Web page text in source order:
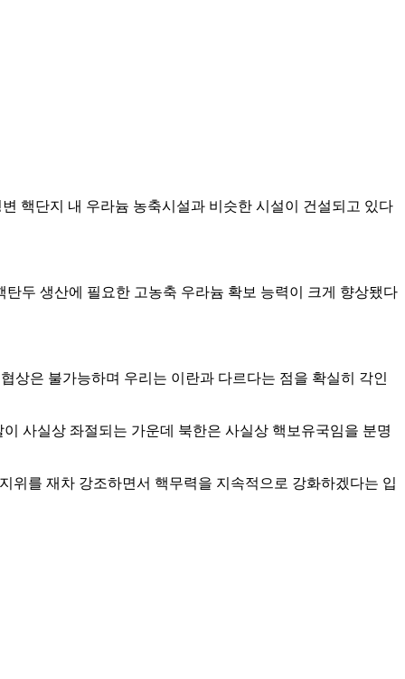
핵단지 내 우라늄 농축시설과 비슷한 시설이 건설되고 있다
두 생산에 필요한 고농축 우라늄 확보 능력이 크게 향상됐다
상은 불가능하며 우리는 이란과 다르다는 점을 확실히 각인
사실상 좌절되는 가운데 북한은 사실상 핵보유국임을 분명
위를 재차 강조하면서 핵무력을 지속적으로 강화하겠다는 입